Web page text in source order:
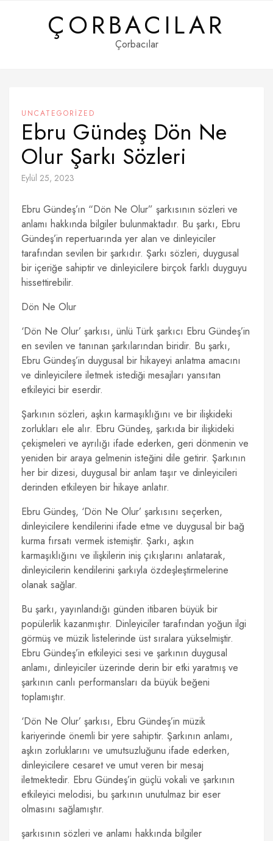
ÇORBACILAR
Çorbacılar
UNCATEGORIZED
Ebru Gündeş Dön Ne
Olur Şarkı Sözleri
Eylül 25, 2023
Ebru Gündeş’ın “Dön Ne Olur” şarkısının sözleri ve
anlamı hakkında bilgiler bulunmaktadır. Bu şarkı, Ebru
Gündeş’in repertuarında yer alan ve dinleyiciler
tarafından sevilen bir şarkıdır. Şarkı sözleri, duygusal
bir içeriğe sahiptir ve dinleyicilere birçok farklı duyguyu
hissettirebilir.
Dön Ne Olur
‘Dön Ne Olur’ şarkısı, ünlü Türk şarkıcı Ebru Gündeş’in
en sevilen ve tanınan şarkılarından biridir. Bu şarkı,
Ebru Gündeş’in duygusal bir hikayeyi anlatma amacını
ve dinleyicilere iletmek istediği mesajları yansıtan
etkileyici bir eserdir.
Şarkının sözleri, aşkın karmaşıklığını ve bir ilişkideki
zorlukları ele alır. Ebru Gündeş, şarkıda bir ilişkideki
çekişmeleri ve ayrılığı ifade ederken, geri dönmenin ve
yeniden bir araya gelmenin isteğini dile getirir. Şarkının
her bir dizesi, duygusal bir anlam taşır ve dinleyicileri
derinden etkileyen bir hikaye anlatır.
Ebru Gündeş, ‘Dön Ne Olur’ şarkısını seçerken,
dinleyicilere kendilerini ifade etme ve duygusal bir bağ
kurma fırsatı vermek istemiştir. Şarkı, aşkın
karmaşıklığını ve ilişkilerin iniş çıkışlarını anlatarak,
dinleyicilerin kendilerini şarkıyla özdeşleştirmelerine
olanak sağlar.
Bu şarkı, yayınlandığı günden itibaren büyük bir
popülerlik kazanmıştır. Dinleyiciler tarafından yoğun ilgi
görmüş ve müzik listelerinde üst sıralara yükselmiştir.
Ebru Gündeş’in etkileyici sesi ve şarkının duygusal
anlamı, dinleyiciler üzerinde derin bir etki yaratmış ve
şarkının canlı performansları da büyük beğeni
toplamıştır.
‘Dön Ne Olur’ şarkısı, Ebru Gündeş’in müzik
kariyerinde önemli bir yere sahiptir. Şarkının anlamı,
aşkın zorluklarını ve umutsuzluğunu ifade ederken,
dinleyicilere cesaret ve umut veren bir mesaj
iletmektedir. Ebru Gündeş’in güçlü vokali ve şarkının
etkileyici melodisi, bu şarkının unutulmaz bir eser
olmasını sağlamıştır.
şarkısının sözleri ve anlamı hakkında bilgiler